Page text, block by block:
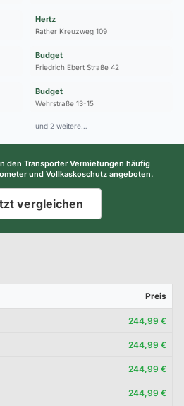
Hertz
Rather Kreuzweg 109
Budget
Friedrich Ebert Straße 42
Budget
Wehrstraße 13-15
und 2 weitere…
den Transporter Vermietungen häufig
und Vollkaskoschutz angeboten.
vergleichen
Preis
244,99 €
244,99 €
244,99 €
244,99 €